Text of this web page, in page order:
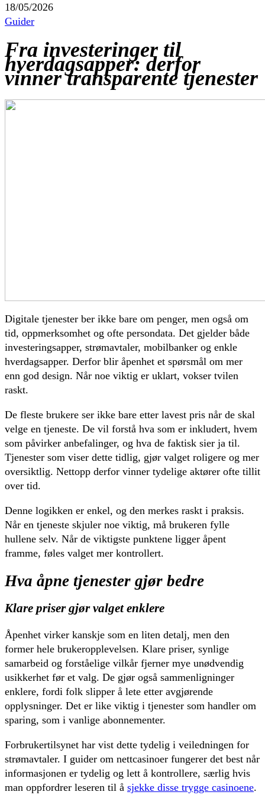
18/05/2026
Guider
Fra investeringer til
hverdagsapper: derfor
vinner transparente tjenester
Digitale tjenester ber ikke bare om penger, men også om
tid, oppmerksomhet og ofte persondata. Det gjelder både
investeringsapper, strømavtaler, mobilbanker og enkle
hverdagsapper. Derfor blir åpenhet et spørsmål om mer
enn god design. Når noe viktig er uklart, vokser tvilen
raskt.
De fleste brukere ser ikke bare etter lavest pris når de skal
velge en tjeneste. De vil forstå hva som er inkludert, hvem
som påvirker anbefalinger, og hva de faktisk sier ja til.
Tjenester som viser dette tidlig, gjør valget roligere og mer
oversiktlig. Nettopp derfor vinner tydelige aktører ofte tillit
over tid.
Denne logikken er enkel, og den merkes raskt i praksis.
Når en tjeneste skjuler noe viktig, må brukeren fylle
hullene selv. Når de viktigste punktene ligger åpent
framme, føles valget mer kontrollert.
Hva åpne tjenester gjør bedre
Klare priser gjør valget enklere
Åpenhet virker kanskje som en liten detalj, men den
former hele brukeropplevelsen. Klare priser, synlige
samarbeid og forståelige vilkår fjerner mye unødvendig
usikkerhet før et valg. De gjør også sammenligninger
enklere, fordi folk slipper å lete etter avgjørende
opplysninger. Det er like viktig i tjenester som handler om
sparing, som i vanlige abonnementer.
Forbrukertilsynet har vist dette tydelig i veiledningen for
strømavtaler. I guider om nettcasinoer fungerer det best når
informasjonen er tydelig og lett å kontrollere, særlig hvis
man oppfordrer leseren til å sjekke disse trygge casinoene.